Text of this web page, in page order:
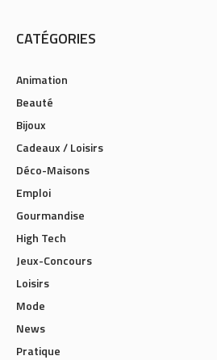
CATÉGORIES
Animation
Beauté
Bijoux
Cadeaux / Loisirs
Déco-Maisons
Emploi
Gourmandise
High Tech
Jeux-Concours
Loisirs
Mode
News
Pratique